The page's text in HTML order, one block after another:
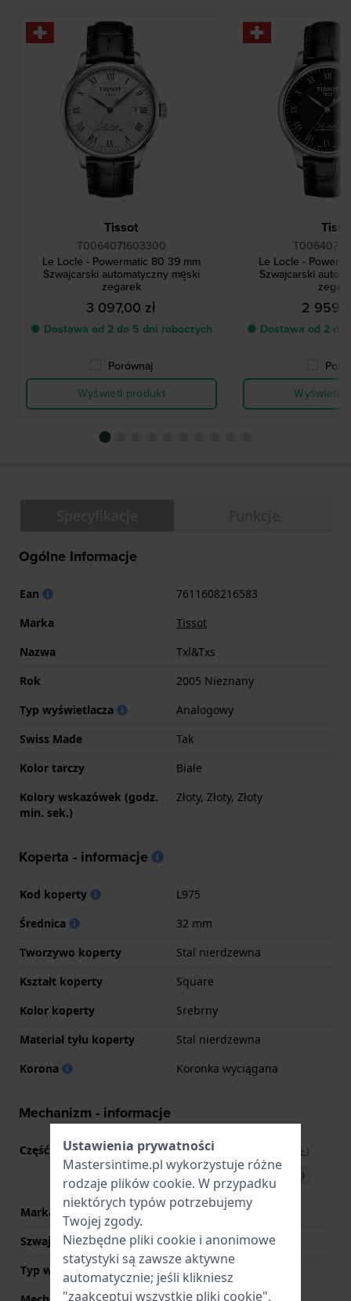
Tissot
T0064071603300
Le Locle - Powermatic 80 39 mm
Szwajcarski automatyczny męski
zegarek
3 097,00 zł
● Dostawa od 2 do 5 dni roboczych
Porównaj
Wyświetl produkt
Le Locle -
Szwajcarski
2
● Dostawa od 2 do
Wyświetl
Ogólne Informacje
Ean
7611608216583
Marka
Tissot
Nazwa
Txl&Txs
Rok
2005 Nieznany
Typ wyświetlacza
Analogowy
Swiss Made
Tak
Kolor tarczy
Białe
Kolory wskazówek (godz.
min. sek.)
Złoty, Złoty, Złoty
Koperta - informacje
Kod koperty
L975
Średnica
32 mm
Tworzywo koperty
Stal nierdzewna
Kształt koperty
Square
Kolor koperty
Srebrny
Materiał tyłu koperty
Stal nierdzewna
Korona
Koronka wyciągana
Mechanizm - informacje
Część mechanizmu nr 251.471 Zobacz specyfikacje )
Pobierz instrukcję (English)
Marka Movement
Szwajcarski mechanizm
Tak
Typ wyświetlacza
Analogowy
Ustawienia prywatności
Mastersintime.pl wykorzystuje różne
rodzaje plików cookie. W przypadku
niektórych typów potrzebujemy
Twojej zgody.
Niezbędne pliki cookie i anonimowe
statystyki są zawsze aktywne
automatycznie; jeśli klikniesz
"zaakceptuj wszystkie pliki cookie",